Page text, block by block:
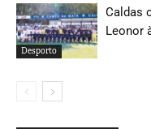
Desporto
Caldas
Leonor